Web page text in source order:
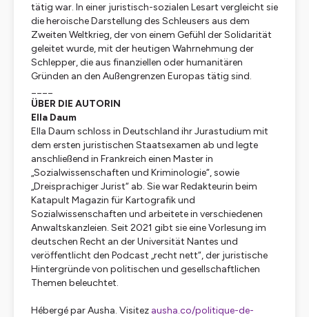
tätig war. In einer juristisch-sozialen Lesart vergleicht sie
die heroische Darstellung des Schleusers aus dem
Zweiten Weltkrieg, der von einem Gefühl der Solidarität
geleitet wurde, mit der heutigen Wahrnehmung der
Schlepper, die aus finanziellen oder humanitären
Gründen an den Außengrenzen Europas tätig sind.
ÜBER DIE AUTORIN
Ella Daum
Ella Daum schloss in Deutschland ihr Jurastudium mit
dem ersten juristischen Staatsexamen ab und legte
anschließend in Frankreich einen Master in
„Sozialwissenschaften und Kriminologie“, sowie
„Dreisprachiger Jurist“ ab. Sie war Redakteurin beim
Katapult Magazin für Kartografik und
Sozialwissenschaften und arbeitete in verschiedenen
Anwaltskanzleien. Seit 2021 gibt sie eine Vorlesung im
deutschen Recht an der Universität Nantes und
veröffentlicht den Podcast „recht nett“, der juristische
Hintergründe von politischen und gesellschaftlichen
Themen beleuchtet.
Hébergé par Ausha. Visitez ausha.co/politique-de-